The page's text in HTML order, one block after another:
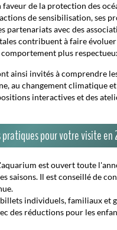
faveur de la protection des
actions de sensibilisation, ses
partenariats avec des
contribuent à faire
plus
ainsi invités à comprendre
au changement climatique et
interactives et des
pour votre visite en
est ouvert toute
saisons. Il est conseillé de
individuels, familiaux et
des réductions pour les